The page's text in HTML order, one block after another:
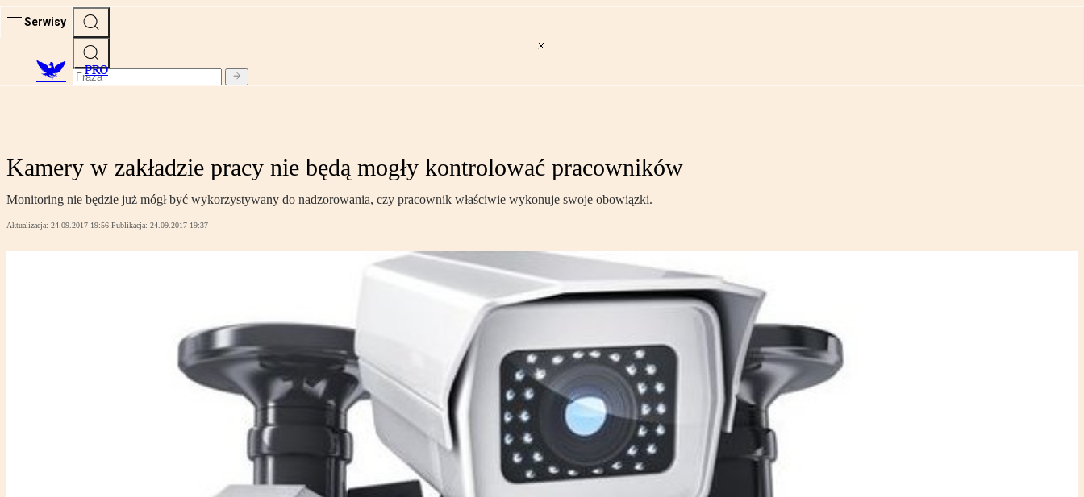
Serwisy
PRO
Kamery w zakładzie pracy nie będą mogły kontrolować pracowników
Monitoring nie będzie już mógł być wykorzystywany do nadzorowania, czy pracownik właściwie wykonuje swoje obowiązki.
Aktualizacja: 24.09.2017 19:56 Publikacja: 24.09.2017 19:37